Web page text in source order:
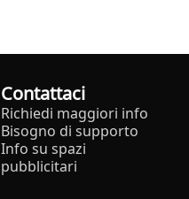
Contattaci
Richiedi maggiori info
Bisogno di supporto
Info su spazi
pubblicitari